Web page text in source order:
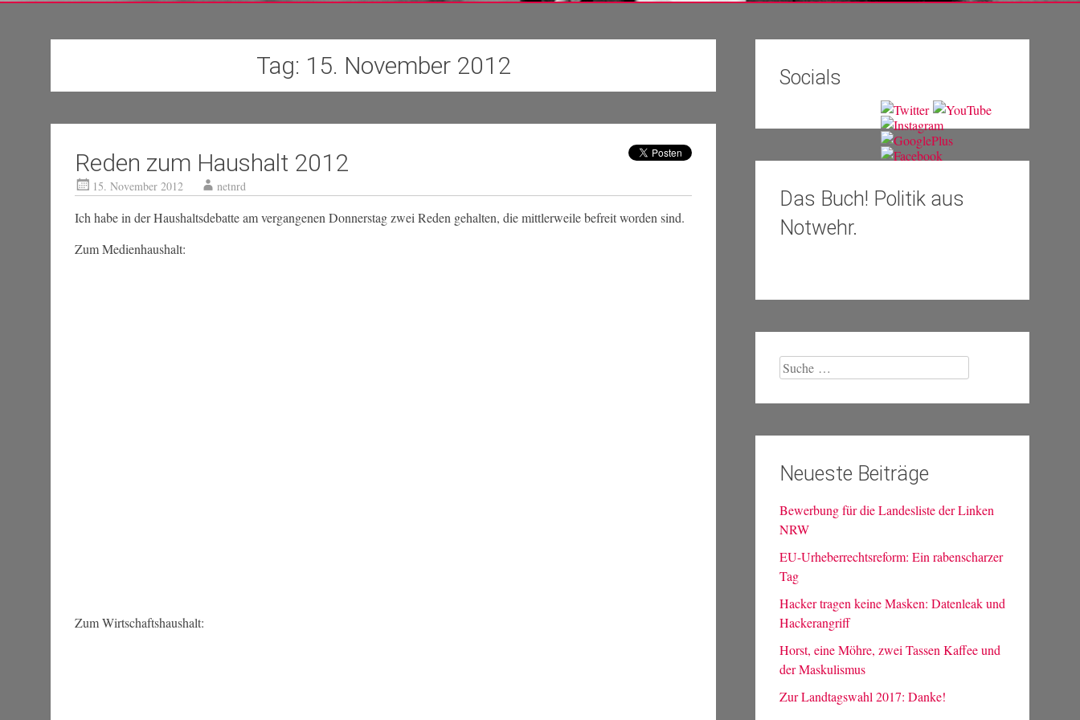
Tag: 15. November 2012
Reden zum Haushalt 2012
15. November 2012 netnrd
Ich habe in der Haushaltsdebatte am vergangenen Donnerstag zwei Reden gehalten, die mittlerweile befreit worden sind.
Zum Medienhaushalt:
Zum Wirtschaftshaushalt:
Socials
Das Buch! Politik aus
Notwehr.
Suche
nach:
Neueste Beiträge
Bewerbung für die Landesliste der Linken
NRW
EU-Urheberrechtsreform: Ein rabenscharzer
Tag
Hacker tragen keine Masken: Datenleak und
Hackerangriff
Horst, eine Möhre, zwei Tassen Kaffee und
der Maskulismus
Zur Landtagswahl 2017: Danke!